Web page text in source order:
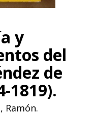
y
del
de
1819).
Ramón.